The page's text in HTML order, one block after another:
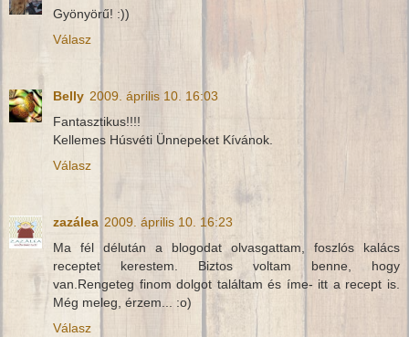
Gyönyörű! :))
Válasz
Belly 2009. április 10. 16:03
Fantasztikus!!!!
Kellemes Húsvéti Ünnepeket Kívánok.
Válasz
zazálea 2009. április 10. 16:23
Ma fél délután a blogodat olvasgattam, foszlós kalács
receptet kerestem. Biztos voltam benne, hogy
van.Rengeteg finom dolgot találtam és íme- itt a recept is.
Még meleg, érzem... :o)
Válasz